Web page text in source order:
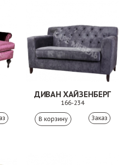
ДИВАН ХАЙЗЕНБЕРГ
166-234
Заказ